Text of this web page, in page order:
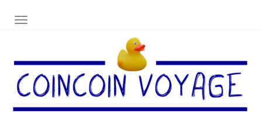
AFFICHER/MASQUER LA NAVIGATION